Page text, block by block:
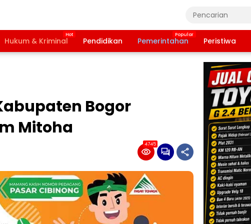
Hukum & Kriminal Pendidikan Pemerintahan Peristiwa
Bogor
Mitoha
4745